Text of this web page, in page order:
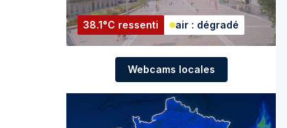
38.1°C ressenti air : dégradé
Webcams locales